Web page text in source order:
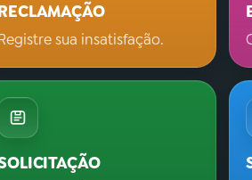
sua insatisfação.